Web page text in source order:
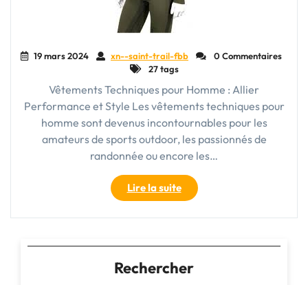
19 mars 2024 xn--saint-trail-fbb
0 Commentaires
27 tags
Vêtements Techniques pour Homme : Allier
Performance et Style Les vêtements techniques pour
homme sont devenus incontournables pour les
amateurs de sports outdoor, les passionnés de
randonnée ou encore les…
Lire la suite"Le
Guide
Ultime
Vêtements
Techniques
pour
Rechercher